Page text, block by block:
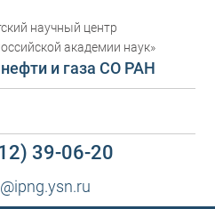
научный центр
академии наук»
и газа СО РАН
39-06-20